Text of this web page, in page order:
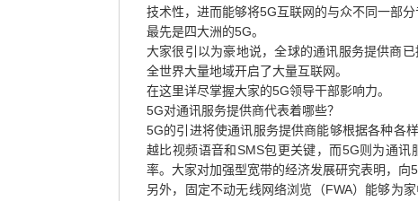
技术性，进而能够将5G互联网的与众不同一部分
最先是四大洲的5G。
大家很引以为豪地说，全球的通讯服务提供商
全世界大量地域开启了大量互联网。
在这里详尽掌握大家的5G领导干部影响力。
5G对通讯服务提供商代表着哪些？
5G的引进将使通讯服务提供商能够根据各种各
越比视频语音和SMS包更关键，而5G则为通
率。大家对加强型宽带的经济发展研究表明，向
另外，固定不动无线网络浏览（FWA）能够为